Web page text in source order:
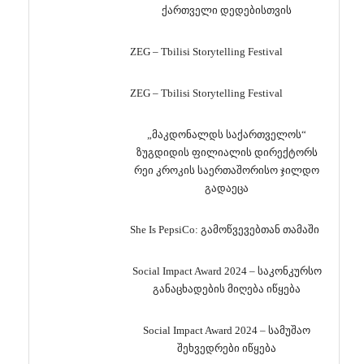
ქართველი დედებისთვის
ZEG – Tbilisi Storytelling Festival
ZEG – Tbilisi Storytelling Festival
„მაკდონალდს საქართველოს“
ზუგდიდის ფილიალის დირექტორს
რეი კროკის საერთაშორისო ჯილდო
გადაეცა
She Is PepsiCo: გამოწვევებთან თამაში
Social Impact Award 2024 – საკონკურსო
განაცხადების მიღება იწყება
Social Impact Award 2024 – სამუშაო
შეხვედრები იწყება